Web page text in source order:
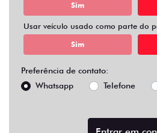
Sim
Usar veículo usado como parte do
Sim
Preferência de contato:
Whatsapp
Telefone